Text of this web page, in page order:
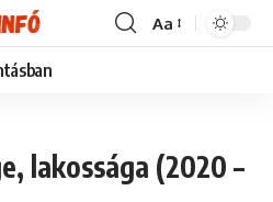
Font
Aa
lakossága (2020 –